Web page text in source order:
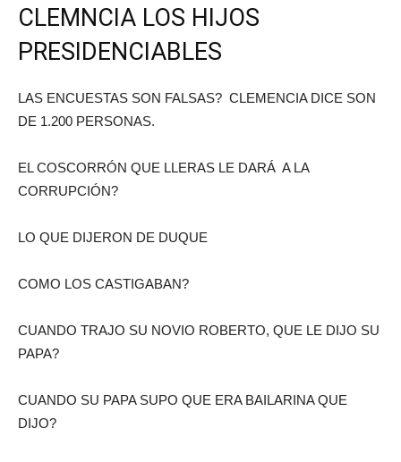
CLEMNCIA LOS HIJOS
PRESIDENCIABLES
LAS ENCUESTAS SON FALSAS? CLEMENCIA DICE SON
DE 1.200 PERSONAS.
EL COSCORRÓN QUE LLERAS LE DARÁ A LA
CORRUPCIÓN?
LO QUE DIJERON DE DUQUE
COMO LOS CASTIGABAN?
CUANDO TRAJO SU NOVIO ROBERTO, QUE LE DIJO SU
PAPA?
CUANDO SU PAPA SUPO QUE ERA BAILARINA QUE
DIJO?